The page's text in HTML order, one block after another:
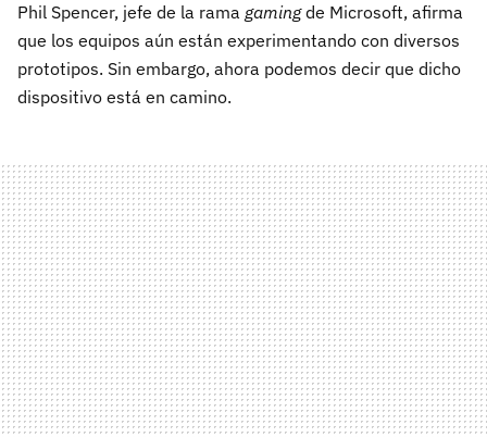
Phil Spencer, jefe de la rama gamingde Microsoft, afirma
que los equipos aún están experimentando con diversos
prototipos. Sin embargo, ahora podemos decir que dicho
dispositivo está en camino.